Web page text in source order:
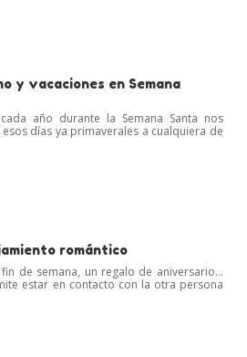
y vacaciones en Semana
año durante la Semana Santa nos
días ya primaverales a cualquiera de
romántico
de semana, un regalo de aniversario…
estar en contacto con la otra persona